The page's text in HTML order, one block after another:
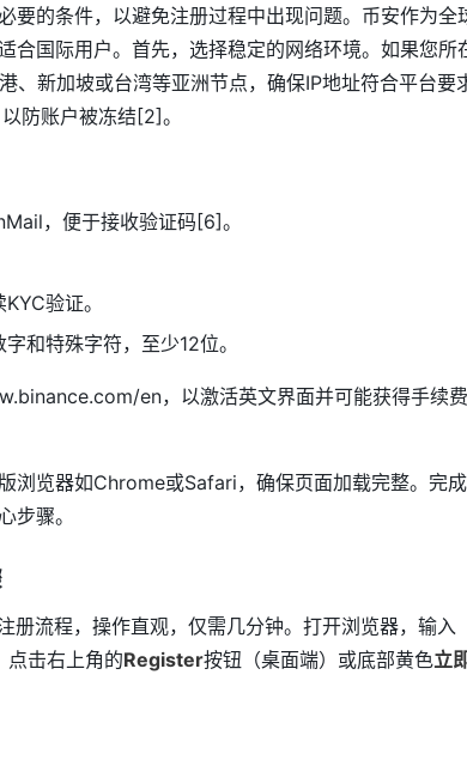
要的条件，以避免注册过程中出现问题。币安作为全
合国际用户。首先，选择稳定的网络环境。如果您所
、新加坡或台湾等亚洲节点，确保IP地址符合平台要
防账户被冻结[2]。
，便于接收验证码[6]。
验证。
和特殊字符，至少12位。
en，以激活英文界面并可能获得手续
浏览器如Chrome或Safari，确保页面加载完整。完
步骤。
册流程，操作直观，仅需几分钟。打开浏览器，输入
击右上角的Register按钮（桌面端）或底部黄色立